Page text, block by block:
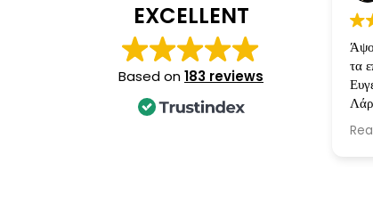
EXCELLENT
Based on183 reviews
τα
ότι